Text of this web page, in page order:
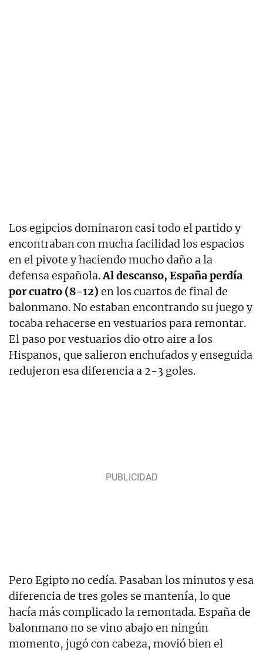
Los egipcios dominaron casi todo el partido y
encontraban con mucha facilidad los espacios
en el pivote y haciendo mucho daño a la
defensa española.Al descanso, España perdía
por cuatro (8-12) en los cuartos de final de
balonmano. No estaban encontrando su juego y
tocaba rehacerse en vestuarios para remontar.
El paso por vestuarios dio otro aire a los
Hispanos, que salieron enchufados y enseguida
redujeron esa diferencia a 2-3 goles.
Pero Egipto no cedía. Pasaban los minutos y esa
diferencia de tres goles se mantenía, lo que
hacía más complicado la remontada. España de
balonmano no se vino abajo en ningún
momento, jugó con cabeza, movió bien el